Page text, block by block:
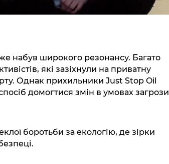
набув широкого резонансу. Багато
які зазіхнули на приватну
Однак прихильники Just Stop Oil
домогтися змін в умовах загрози
боротьби за екологію, де зірки